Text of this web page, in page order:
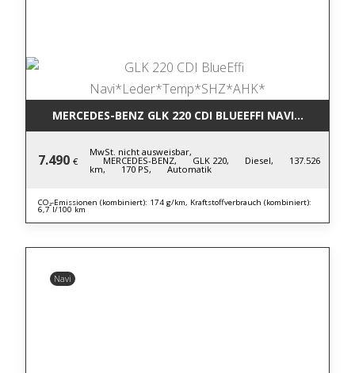
MERCEDES-BENZ GLK 220 CDI
7.490 €
MwSt. nicht ausweisbar,
MERCEDES-BENZ, GLK 220, Diesel, 137.526
km, 170 PS, Automatik
CO₂-Emissionen (kombiniert): 174 g/km, Kraftstoffverbrauch (kombiniert):
6,7 l/100 km
Navi